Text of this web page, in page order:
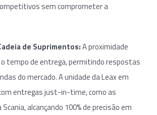
sem comprometer a
de Suprimentos:A proximidade
tempo de entrega, permitindo respostas
do mercado. A unidade da Leax em
entregas just-in-time, como as
alcançando 100% de precisão em